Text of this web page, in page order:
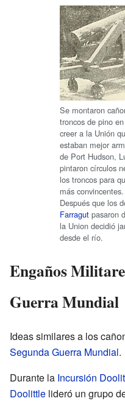
Se montaron
troncos de pino
creer a la Unión
estaban mejor
de Port Hudson,
pintaron círculos
los troncos para
más
Después que los
Farragut pasaron
la Union decidió
desde el río.
Engaños
Guerra Mundial
Ideas similares a los
Segunda Guerra Mundial.
Durante la Incursión
Doolittle lideró un grupo